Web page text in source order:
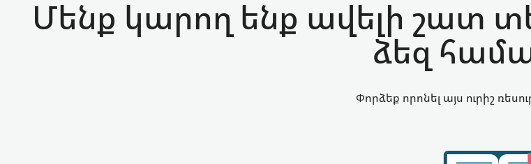
Մենք կարող ենք ավելի շատ
ձեզ
Փորձեք որոնել այս ուրիշ